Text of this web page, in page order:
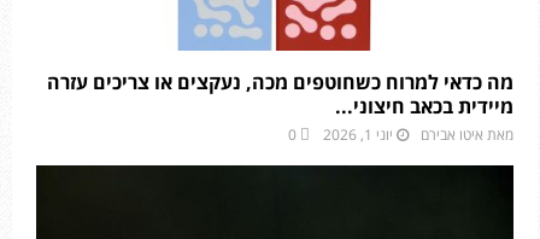
מה כדאי למרוח כשחוטפים מכה, נעקצים או צריכים עזרה
מיידית בכאב חיצוני...
מאת איטו אבירם יוני 1, 2026 0